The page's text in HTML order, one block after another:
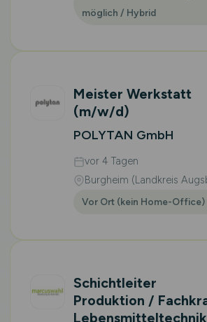
möglich / Hybrid
Meister Werkstatt
(m/w/d)
POLYTAN GmbH
vor 4 Tagen
Burgheim (Landkreis
Vor Ort (kein Home-Office)
Schichtleiter
Produktion /
Lebensmitteltechnik